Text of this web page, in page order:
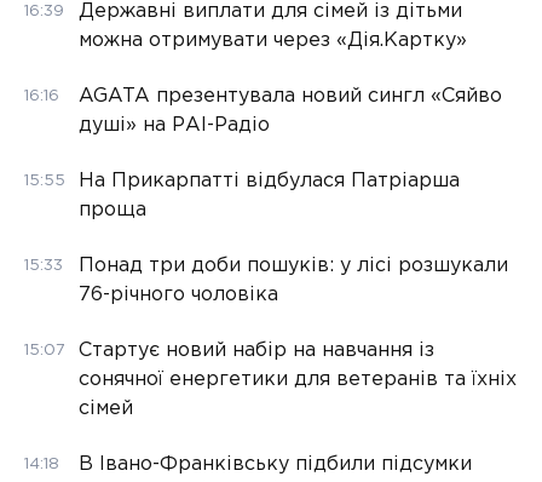
16:39
Державні виплати для сімей із дітьми
можна отримувати через «Дія.Картку»
16:16
AGATA презентувала новий сингл «Сяйво
душі» на РАІ-Радіо
15:55
На Прикарпатті відбулася Патріарша
проща
15:33
Понад три доби пошуків: у лісі розшукали
76-річного чоловіка
15:07
Стартує новий набір на навчання із
сонячної енергетики для ветеранів та їхніх
сімей
14:18
В Івано-Франківську підбили підсумки